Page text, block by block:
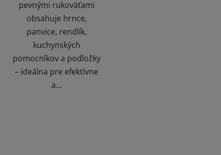
pevnými rukoväťami
obsahuje hrnce,
panvice, rendlík,
kuchynských
pomocníkov a podložky
– ideálna pre efektívne
a...